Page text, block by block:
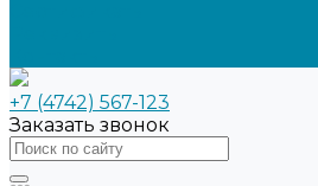
+7 (4742) 567-123
Заказать звонок